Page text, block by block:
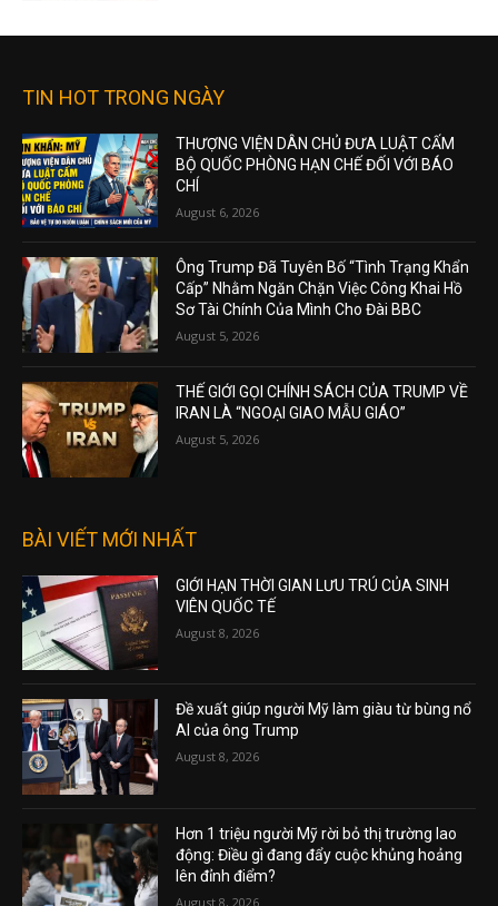
TIN HOT TRONG NGÀY
THƯỢNG VIỆN DÂN CHỦ ĐƯA LUẬT CẤM
BỘ QUỐC PHÒNG HẠN CHẾ ĐỐI VỚI BÁO
CHÍ
August 6, 2026
Ông Trump Đã Tuyên Bố “Tình Trạng Khẩn
Cấp” Nhằm Ngăn Chặn Việc Công Khai Hồ
Sơ Tài Chính Của Mình Cho Đài BBC
August 5, 2026
THẾ GIỚI GỌI CHÍNH SÁCH CỦA TRUMP VỀ
IRAN LÀ “NGOẠI GIAO MẪU GIÁO”
August 5, 2026
BÀI VIẾT MỚI NHẤT
GIỚI HẠN THỜI GIAN LƯU TRÚ CỦA SINH
VIÊN QUỐC TẾ
August 8, 2026
Đề xuất giúp người Mỹ làm giàu từ bùng nổ
AI của ông Trump
August 8, 2026
Hơn 1 triệu người Mỹ rời bỏ thị trường lao
động: Điều gì đang đẩy cuộc khủng hoảng
lên đỉnh điểm?
August 8, 2026